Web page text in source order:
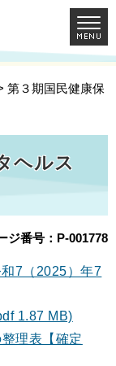
第３期国民健康保
ヘルス
ジ番号：P-001778
7（2025）年7
1.87 MB)
理表【確定